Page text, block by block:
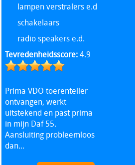
lampen verstralers e.d
schakelaars
radio speakers e.d.
Tevredenheidsscore:4.9
Prima VDO toerenteller
ontvangen, werkt
uitstekend en past prima
in mijn Daf 55.
Aansluiting probleemloos
dan...